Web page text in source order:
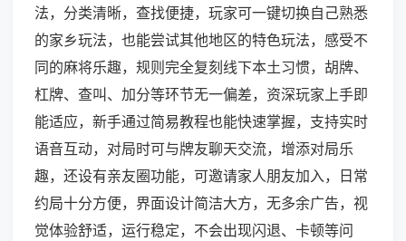
法，分类清晰，查找便捷，玩家可一键切换自己熟悉
的家乡玩法，也能尝试其他地区的特色玩法，感受不
同的麻将乐趣，规则完全复刻线下本土习惯，胡牌、
杠牌、查叫、加分等环节无一偏差，资深玩家上手即
能适应，新手通过简易教程也能快速掌握，支持实时
语音互动，对局时可与牌友聊天交流，增添对局乐
趣，还设有亲友圈功能，可邀请家人朋友加入，日常
约局十分方便，界面设计简洁大方，无多余广告，视
觉体验舒适，运行稳定，不会出现闪退、卡顿等问